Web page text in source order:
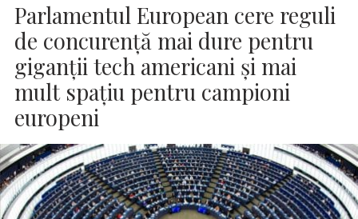
Parlamentul European cere reguli
de concurență mai dure pentru
giganții tech americani și mai
mult spațiu pentru campioni
europeni